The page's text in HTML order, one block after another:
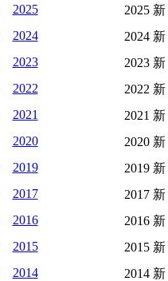
2025
2025
2024
2024
2023
2023
2022
2022
2021
2021
2020
2020
2019
2019
2017
2017
2016
2016
2015
2015
2014
2014